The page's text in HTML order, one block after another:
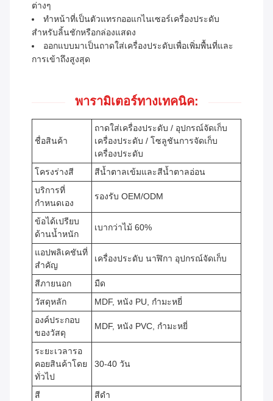
ต่างๆ
ทำหน้าที่เป็นตัวแทรกออแกไนเซอร์เครื่องประดับ
สำหรับลิ้นชักหรือกล่องแสดง
ออกแบบมาเป็นถาดใส่เครื่องประดับเพื่อเพิ่มพื้นที่และ
การเข้าถึงสูงสุด
พารามิเตอร์ทางเทคนิค:
ชื่อสินค้า
ถาดใส่เครื่องประดับ / อุปกรณ์จัดเก็บ
เครื่องประดับ / โซลูชันการจัดเก็บ
เครื่องประดับ
โครงร่างสี
สีน้ำตาลเข้มและสีน้ำตาลอ่อน
บริการที่
กำหนดเอง
รองรับ OEM/ODM
ข้อได้เปรียบ
ด้านน้ำหนัก
เบากว่าไม้ 60%
แอปพลิเคชันที่
สำคัญ
เครื่องประดับ นาฬิกา อุปกรณ์จัดเก็บ
สีภายนอก
มืด
วัสดุหลัก
MDF, หนัง PU, กำมะหยี่
องค์ประกอบ
ของวัสดุ
MDF, หนัง PVC, กำมะหยี่
ระยะเวลารอ
คอยสินค้าโดย
ทั่วไป
30-40 วัน
สี
สีดำ